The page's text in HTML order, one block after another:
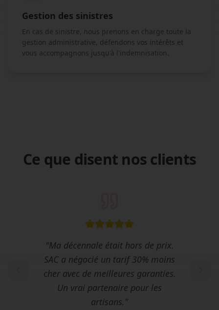
Gestion des sinistres
En cas de sinistre, nous prenons en charge toute la
gestion administrative, défendons vos intérêts et
vous accompagnons jusqu'à l'indemnisation.
Ce que disent nos clients
"Ma décennale était hors de prix.
SAC a négocié un tarif 30% moins
cher avec de meilleures garanties.
Un vrai partenaire pour les
artisans. "